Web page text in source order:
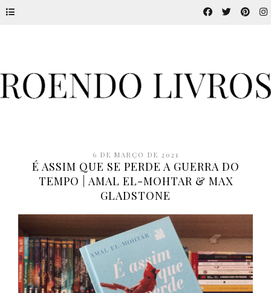
6 DE MARÇO DE 2021
É ASSIM QUE SE PERDE A GUERRA DO
TEMPO | AMAL EL-MOHTAR & MAX
GLADSTONE